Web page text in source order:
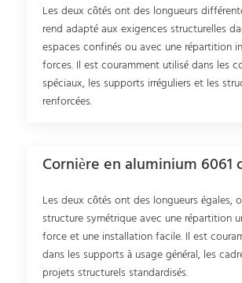
Les deux côtés ont des longueurs
rend adapté aux exigences structurelles
espaces confinés ou avec une répartition
forces. Il est couramment utilisé dans les
spéciaux, les supports irréguliers et les
renforcées.
Cornière en aluminium 6061
Les deux côtés ont des longueurs égales,
structure symétrique avec une répartition
force et une installation facile. Il est
dans les supports à usage général, les
projets structurels standardisés.